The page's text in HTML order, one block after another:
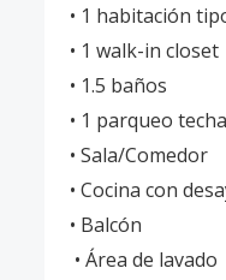
• 1 habitación
• 1 walk-in closet
• 1.5 baños
• 1 parqueo
• Sala/Comedor
• Cocina con
• Balcón
• Área de lavado